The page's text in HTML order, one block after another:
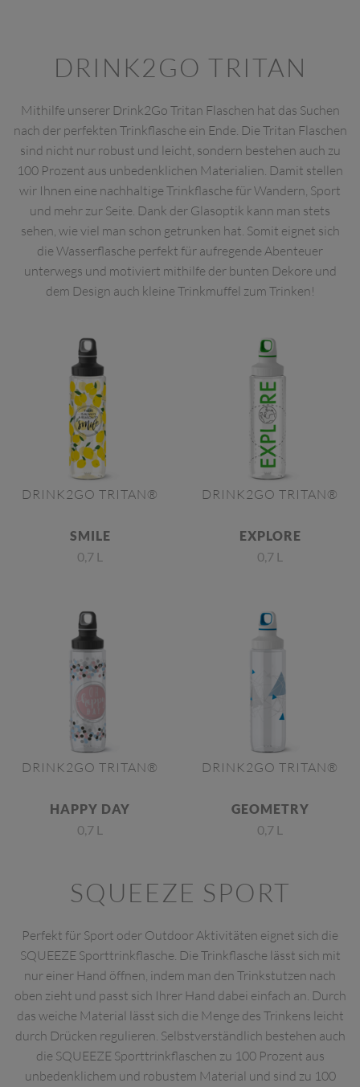
DRINK2GO TRITAN
Mithilfe unserer Drink2Go Tritan Flaschen hat das Suchen
nach der perfekten Trinkflasche ein Ende. Die Tritan Flaschen
sind nicht nur robust und leicht, sondern bestehen auch zu
100 Prozent aus unbedenklichen Materialien. Damit stellen
wir Ihnen eine nachhaltige Trinkflasche für Wandern, Sport
und mehr zur Seite. Dank der Glasoptik kann man stets
sehen, wie viel man schon getrunken hat. Somit eignet sich
die Wasserflasche perfekt für aufregende Abenteuer
unterwegs und motiviert mithilfe der bunten Dekore und
dem Design auch kleine Trinkmuffel zum Trinken!
DRINK2GO TRITAN®
SMILE
0,7 L
DRINK2GO TRITAN®
EXPLORE
0,7 L
DRINK2GO TRITAN®
HAPPY DAY
0,7 L
DRINK2GO TRITAN®
GEOMETRY
0,7 L
SQUEEZE SPORT
Perfekt für Sport oder Outdoor Aktivitäten eignet sich die
SQUEEZE Sporttrinkflasche. Die Trinkflasche lässt sich mit
nur einer Hand öffnen, indem man den Trinkstutzen nach
oben zieht und passt sich Ihrer Hand dabei einfach an. Durch
das weiche Material lässt sich die Menge des Trinkens leicht
durch Drücken regulieren. Selbstverständlich bestehen auch
die SQUEEZE Sporttrinkflaschen zu 100 Prozent aus
unbedenklichem und robustem Material und sind zu 100